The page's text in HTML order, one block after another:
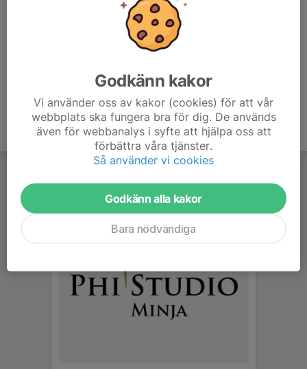
Godkänn kakor
Vi använder oss av kakor (cookies) för att vår
webbplats ska fungera bra för dig. De används
även för webbanalys i syfte att hjälpa oss att
förbättra våra tjänster.
Så använder vi cookies
Godkänn alla kakor
Bara nödvändiga